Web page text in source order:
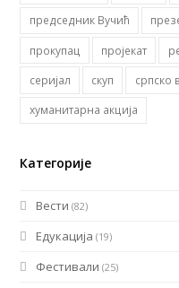
председник Вучић
прокупац
пројекат
серијал
скуп српско
хуманитарна акција
Категорије
Вести (82)
Едукација (19)
Фестивали (25)